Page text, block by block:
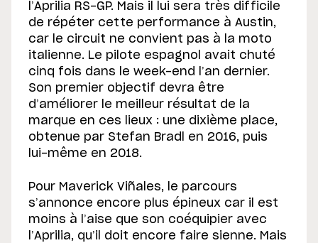
l’Aprilia RS-GP. Mais il lui sera très difficile
de répéter cette performance à Austin,
car le circuit ne convient pas à la moto
italienne. Le pilote espagnol avait chuté
cinq fois dans le week-end l’an dernier.
Son premier objectif devra être
d’améliorer le meilleur résultat de la
marque en ces lieux : une dixième place,
obtenue par Stefan Bradl en 2016, puis
lui-même en 2018.
Pour Maverick Viñales, le parcours
s’annonce encore plus épineux car il est
moins à l’aise que son coéquipier avec
l’Aprilia, qu’il doit encore faire sienne. Mais